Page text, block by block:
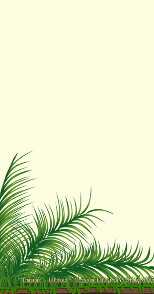
Главная Тайланд Острова Тайланда Отдых